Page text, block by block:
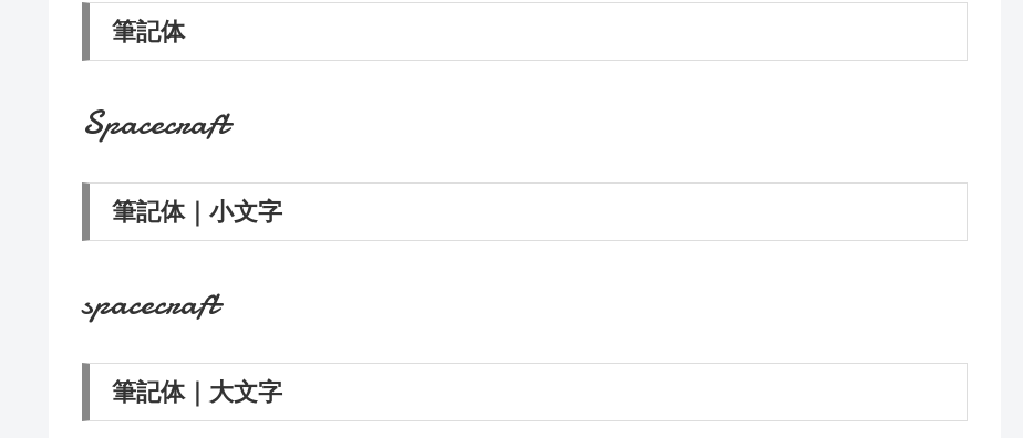
筆記体
Spacecraft
筆記体｜小文字
spacecraft
筆記体｜大文字